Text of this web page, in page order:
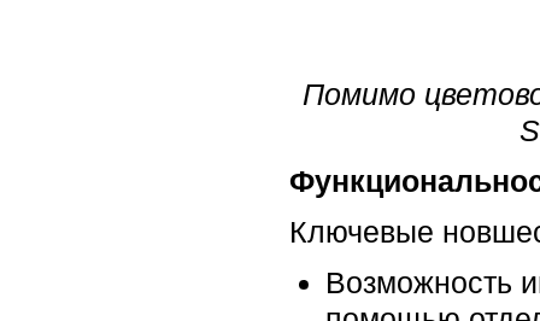
Помимо
Ключевые
Возможность